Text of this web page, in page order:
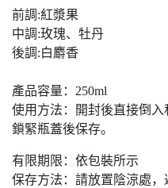
前調:紅漿果
中調:玫瑰、牡丹
後調:白麝香
產品容量：250ml
使用方法：開封後直接倒
鎖緊瓶蓋後保存。
有限期限：依包裝所示
保存方法：請放置陰涼處，